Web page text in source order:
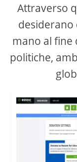
Attraverso
desiderano
mano al fine
politiche,